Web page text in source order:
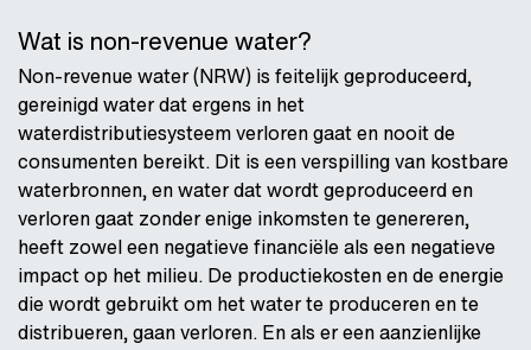
Wat is non-revenue water?
Non-revenue water (NRW) is feitelijk geproduceerd,
gereinigd water dat ergens in het
waterdistributiesysteem verloren gaat en nooit de
consumenten bereikt. Dit is een verspilling van kostbare
waterbronnen, en water dat wordt geproduceerd en
verloren gaat zonder enige inkomsten te genereren,
heeft zowel een negatieve financiële als een negatieve
impact op het milieu. De productiekosten en de energie
die wordt gebruikt om het water te produceren en te
distribueren, gaan verloren. En als er een aanzienlijke